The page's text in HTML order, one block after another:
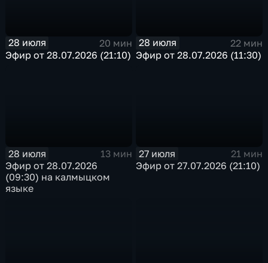
28 июля
20 мин
Эфир от 28.07.2026 (21:10)
28 июля
22 мин
Эфир от 28.07.2026 (11:30)
28 июля
13 мин
Эфир от 28.07.2026
(09:30) на калмыцком
языке
27 июля
21 мин
Эфир от 27.07.2026 (21:10)